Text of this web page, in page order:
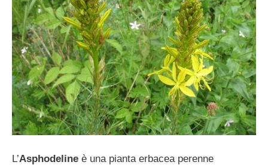
L’Asphodeline è una pianta erbacea perenne